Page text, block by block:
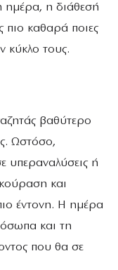
ημέρα, η διάθεσή
πιο καθαρά ποιες
κύκλο τους.
βαθύτερο
Ωστόσο,
υπεραναλύσεις ή
και
έντονη. Η ημέρα
και τη
που θα σε